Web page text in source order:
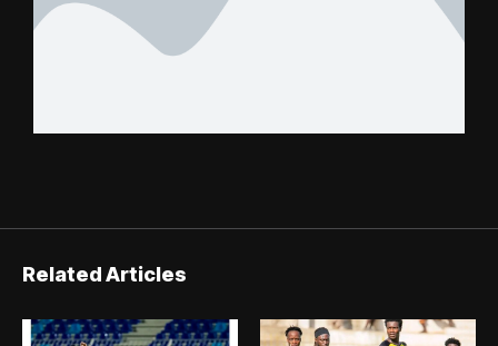
Related Articles